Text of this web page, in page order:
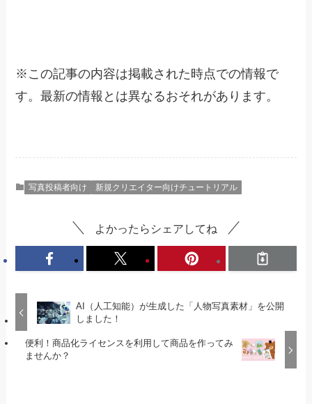
※ この記事の内容は掲載された時点での情報で
す。最新の情報とは異なるおそれがあります。
写真投稿者向け 新規クリエイター向けチュートリアル
よかったらシェアしてね
AI（人工知能）が生成した「人物写真素材」を公開
しました！
便利！商品化ライセンスを利用して商品を作ってみ
ませんか？